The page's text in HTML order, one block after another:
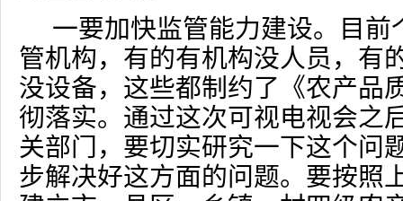
一要加快监管能力建设。目前
管机构，有的有机构没人员，有
没设备，这些都制约了《农产品
彻落实。通过这次可视电视会之
关部门，要切实研究一下这个问
步解决好这方面的问题。要按照